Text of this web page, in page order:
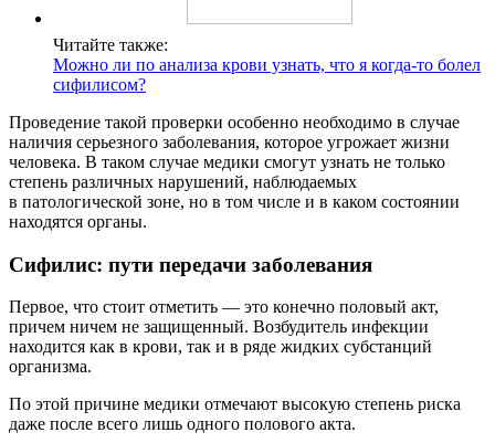
Читайте также:
Можно ли по анализа крови узнать, что я когда-то болел
сифилисом?
Проведение такой проверки особенно необходимо в случае
наличия серьезного заболевания, которое угрожает жизни
человека. В таком случае медики смогут узнать не только
степень различных нарушений, наблюдаемых
в патологической зоне, но в том числе и в каком состоянии
находятся органы.
Сифилис: пути передачи заболевания
Первое, что стоит отметить — это конечно половый акт,
причем ничем не защищенный. Возбудитель инфекции
находится как в крови, так и в ряде жидких субстанций
организма.
По этой причине медики отмечают высокую степень риска
даже после всего лишь одного полового акта.